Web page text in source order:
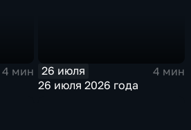
4 мин
26 июля
4 мин
26 июля 2026 года